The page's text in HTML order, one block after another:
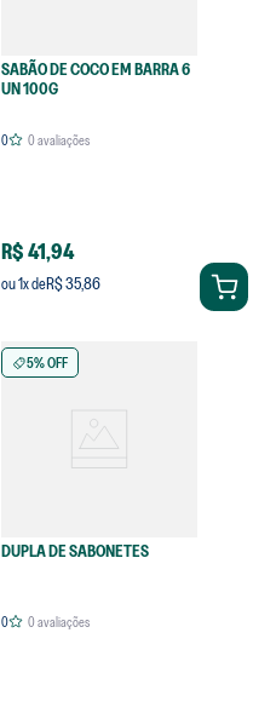
SABÃO DE COCO EM BARRA 6
UN 100G
0 0avaliações
R$ 41,94
ou1x deR$ 35,86
5% OFF
DUPLA DE SABONETES
0 0avaliações